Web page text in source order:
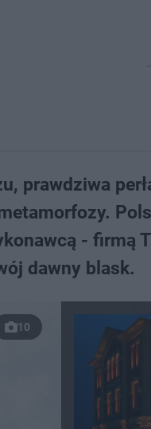
prawdziwa
- firmą
dawny blask.
10